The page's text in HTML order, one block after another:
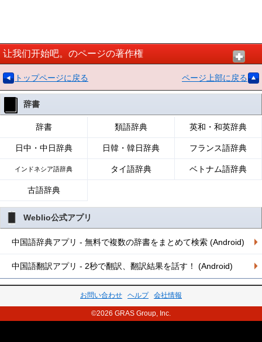
让我们开始吧。のページの著作権
トップページに戻る ページ上部に戻る
辞書
辞書 類語辞典 英和・和英辞典
日中・中日辞典 日韓・韓日辞典 フランス語辞典
インドネシア語辞典 タイ語辞典 ベトナム語辞典
古語辞典
Weblio公式アプリ
中国語辞典アプリ - 無料で複数の辞書をまとめて検索 (Android)
中国語翻訳アプリ - 2秒で翻訳、翻訳結果を話す！ (Android)
お問い合わせ ヘルプ 会社情報
©2026 GRAS Group, Inc.